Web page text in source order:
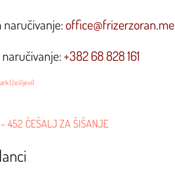
naručivanje:office@frizerzoran.me
+382 68 828 161
(češljevi)
– 452 ČEŠALJ ZA ŠIŠANJE